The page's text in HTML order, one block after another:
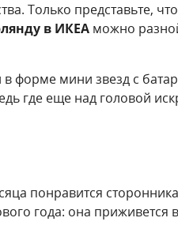
Только представьте,
в ИКЕА можно
форме мини звезд с
где еще над головой
понравится
года: она приживется